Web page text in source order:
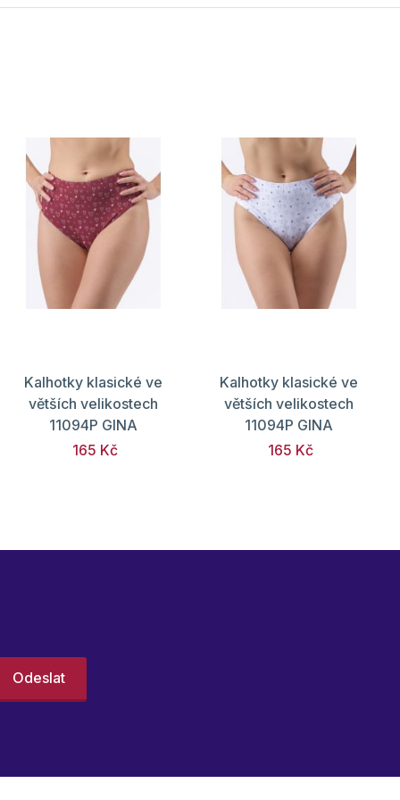
Kalhotky klasické ve
větších velikostech
11094P GINA
165 Kč
Kalhotky klasické ve
větších velikostech
11094P GINA
165 Kč